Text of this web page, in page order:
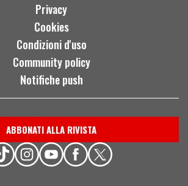
Privacy
Cookies
Condizioni d'uso
Community policy
Notifiche push
ABBONATI ALLA RIVISTA